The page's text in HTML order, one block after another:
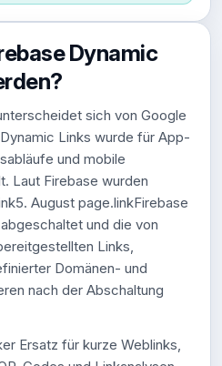
Dynamic
sich von Google
Links wurde für App-
und mobile
Laut Firebase wurden
August page.linkFirebase
und die von
Links,
Domänen- und
nach der Abschaltung
Ersatz für kurze Weblinks,